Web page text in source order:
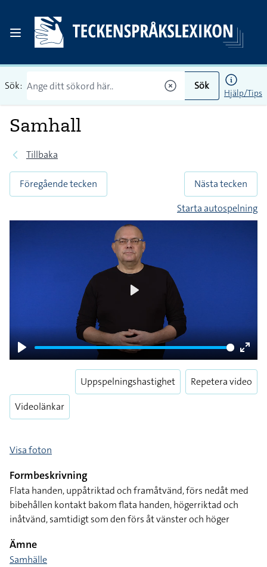
Sök: Sök
Hjälp/Tips
Samhall
Tillbaka
Föregående tecken
Nästa tecken
Starta autospelning
Play
Enter
Videolänkar
Uppspelningshastighet Repetera video
Visa foton
Formbeskrivning
Flata handen, uppåtriktad och framåtvänd, förs nedåt med
bibehållen kontakt bakom flata handen, högerriktad och
inåtvänd, samtidigt som den förs åt vänster och höger
Ämne
Samhälle